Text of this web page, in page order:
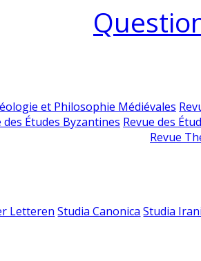
et Philosophie Médiévales
des Études Byzantines Revue des
Revue
Letteren Studia Canonica Studia